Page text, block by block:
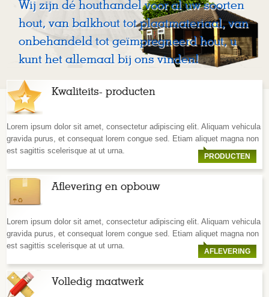
Wij zijn dé houthandel voor al uw soorten
hout, van balkhout tot plaatmateriaal, van
onbehandeld tot geïmpregneerd hout, u
kunt het allemaal bij ons vinden!
Kwaliteits- producten
Lorem ipsum dolor sit amet, consectetur adipiscing elit. Aliquam vehicula
gravida purus, et consequat lorem congue sed. Etiam aliquet magna non
est sagittis scelerisque at ut urna.
PRODUCTEN
Aflevering en opbouw
Lorem ipsum dolor sit amet, consectetur adipiscing elit. Aliquam vehicula
gravida purus, et consequat lorem congue sed. Etiam aliquet magna non
est sagittis scelerisque at ut urna.
AFLEVERING
Volledig maatwerk